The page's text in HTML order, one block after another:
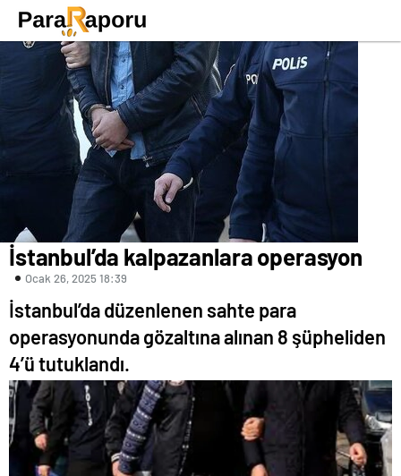
İstanbul’da kalpazanlara operasyon
Ocak 26, 2025 18:39
İstanbul’da düzenlenen sahte para
operasyonunda gözaltına alınan 8 şüpheliden
4’ü tutuklandı.